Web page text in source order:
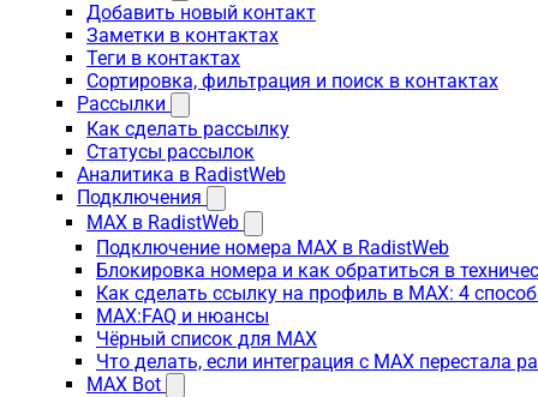
Добавить новый контакт
Заметки в контактах
Теги в контактах
Сортировка, фильтрация и поиск в контактах
Рассылки
Как сделать рассылку
Статусы рассылок
Аналитика в RadistWeb
Подключения
MAX в RadistWeb
Подключение номера MAX в RadistWeb
Блокировка номера и как обратиться в
Как сделать ссылку на профиль в MAX: 4
MAX:FAQ и нюансы
Чёрный список для MAX
Что делать, если интеграция с MAX перестала
MAX Bot